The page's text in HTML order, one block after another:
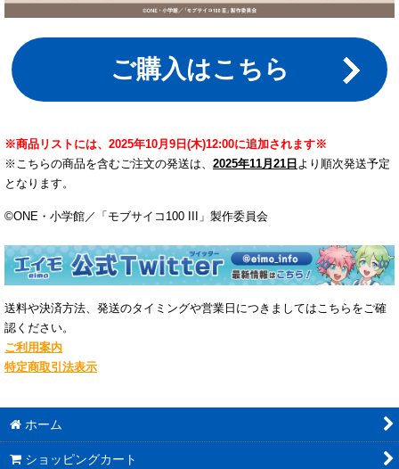
ご購入はこちら
※商品リストには、2025年10月9日(木)12:00に追加されます※
※こちらの商品を含むご注文の発送は、 2025年11月21日 より順次発送予定
となります。
©︎ONE・小学館／「モブサイコ100 III」製作委員会
送料や決済方法、発送のタイミングや営業日につきましてはこちらをご確
認ください。
ご利用案内
特定商取引法表示
ホーム
ショッピングカート